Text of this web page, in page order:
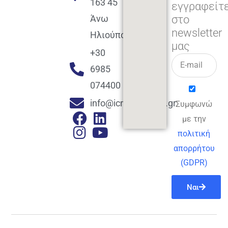
163 45
Άνω
Ηλιούπολη
+30
6985
074400
info@icmacademy.gr
στο
newsletter
μας
Συμφωνώ
με την
πολιτική
απορρήτου
(GDPR)
Ναι